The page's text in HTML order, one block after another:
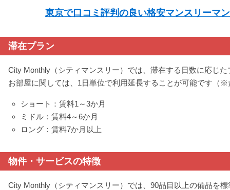
東京で口コミ評判の良い格安マンスリーマ
滞在プラン
City Monthly（シティマンスリー）では、滞在する日数に応じ
お部屋に関しては、1日単位で利用延長することが可能です（
ショート：賃料1～3か月
ミドル：賃料4～6か月
ロング：賃料7か月以上
物件・サービスの特徴
City Monthly（シティマンスリー）では、90品目以上の備品を